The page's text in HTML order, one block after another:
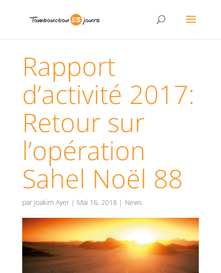
Rapport
d’activité 2017:
Retour sur
l’opération
Sahel Noël 88
par Joakim Ayer| Mai 16, 2018 | News